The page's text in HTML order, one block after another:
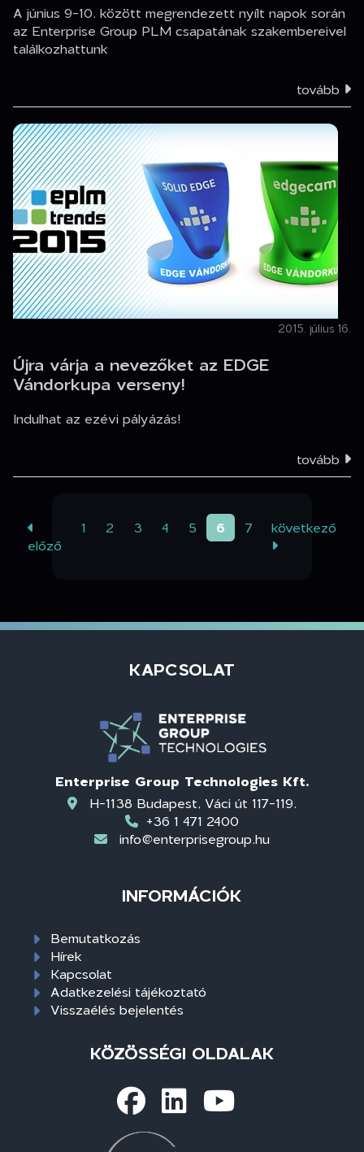
A június 9-10. között megrendezett nyílt napok során
az Enterprise Group PLM csapatának szakembereivel
találkozhattunk
tovább
2015. július 16.
Újra várja a nevezőket az EDGE
Vándorkupa verseny!
Indulhat az ezévi pályázás!
tovább
előző
1 2 3 4 5 6 (aktuális)
7 következő
KAPCSOLAT
Enterprise Group Technologies Kft.
H-1138 Budapest, Váci út 117-119.
+36 1 471 2400
info@enterprisegroup.hu
INFORMÁCIÓK
Bemutatkozás
Hírek
Kapcsolat
Adatkezelési tájékoztató
Visszaélés bejelentés
KÖZÖSSÉGI OLDALAK